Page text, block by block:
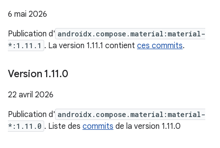
6 mai 2026
Publication d' androidx.compose.material:material-
*:1.11.1 . La version 1.11.1 contient ces commits.
Version 1.11.0
22 avril 2026
Publication d' androidx.compose.material:material-
*:1.11.0 . Liste des commits de la version 1.11.0